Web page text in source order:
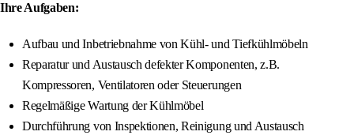
Ihre Aufgaben:
Aufbau und Inbetriebnahme von Kühl- und Tiefkühlmöbeln
Reparatur und Austausch defekter Komponenten, z.B.
Kompressoren, Ventilatoren oder Steuerungen
Regelmäßige Wartung der Kühlmöbel
Durchführung von Inspektionen, Reinigung und Austausch